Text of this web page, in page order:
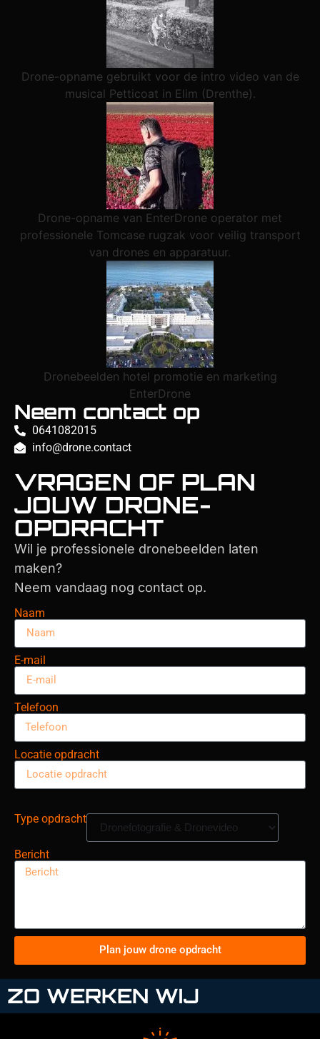
Drone-opname gebruikt voor de intro video van de
musical Petticoat in Elim (Drenthe).
Drone-opname van EnterDrone operator met
professionele Tomcase rugzak voor veilig transport
van drones en apparatuur.
Dronebeelden hotel promotie en marketing
EnterDrone
Neem contact op
0641082015
info@drone.contact
VRAGEN OF PLAN
JOUW DRONE-
OPDRACHT
Wil je professionele dronebeelden laten
maken?
Neem vandaag nog contact op.
Naam
E-mail
Telefoon
Locatie opdracht
Type opdracht
Bericht
Plan jouw drone opdracht
ZO WERKEN WIJ